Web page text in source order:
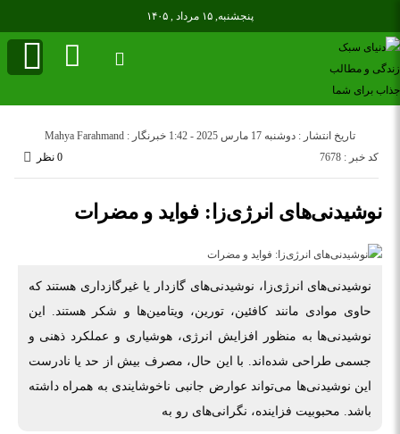
پنجشنبه, ۱۵ مرداد , ۱۴۰۵
تاریخ انتشار : دوشنبه 17 مارس 2025 - 1:42
خبرنگار : Mahya Farahmand
کد خبر : 7678
0 نظر
نوشیدنی‌های انرژی‌زا: فواید و مضرات
نوشیدنی‌های انرژی‌زا، نوشیدنی‌های گازدار یا غیرگازداری هستند که
حاوی موادی مانند کافئین، تورین، ویتامین‌ها و شکر هستند. این
نوشیدنی‌ها به منظور افزایش انرژی، هوشیاری و عملکرد ذهنی و
جسمی طراحی شده‌اند. با این حال، مصرف بیش از حد یا نادرست
این نوشیدنی‌ها می‌تواند عوارض جانبی ناخوشایندی به همراه داشته
باشد. محبوبیت فزاینده، نگرانی‌های رو به